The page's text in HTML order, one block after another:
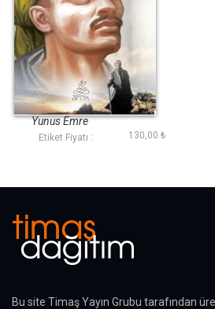
Yunus Emreden
Seçmeler (Antik
Dünya Klasikleri)
Yunus Emre
Etiket Fiyatı : 130,00 ₺
Bu site Timaş Yayın Grubu tarafından